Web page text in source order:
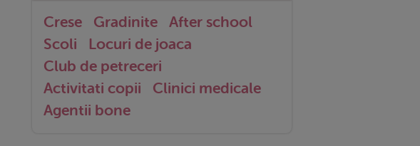
Crese Gradinite
After school
Scoli
Locuri de joaca
Club de petreceri
Activitati copii
Clinici medicale
Agentii bone